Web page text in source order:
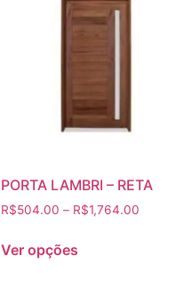
PORTA LAMBRI – RETA
R$504.00 – R$1,764.00
Ver opções